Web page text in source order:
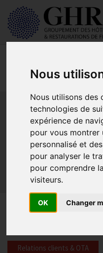
Nous
Nous utilisons des
technologies de
expérience de
pour vous montrer
personnalisé et
pour analyser le
pour comprendre
visiteurs.
OK Changer
COVID-19
Activité partielle Social
Plan Relance Tourisme
Communication GNI
Initiatives
Urssaf La
Relations clients & OTA
Pass sanitaire/vaccinal
Relations clients & OTA